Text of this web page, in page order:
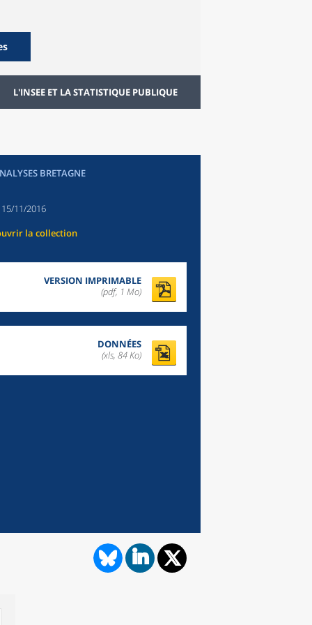
L'INSEE ET LA STATISTIQUE PUBLIQUE
BRETAGNE
15/11/2016
la collection
VERSION IMPRIMABLE
(pdf, 1 Mo)
DONNÉES
(xls, 84 Ko)